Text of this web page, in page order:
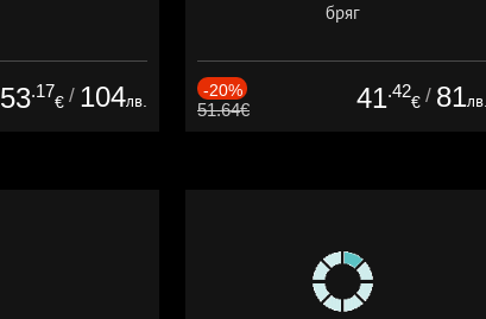
53.17
€ / 104лв.
бряг
-20%
51.64€ 41.42
€ / 81лв.